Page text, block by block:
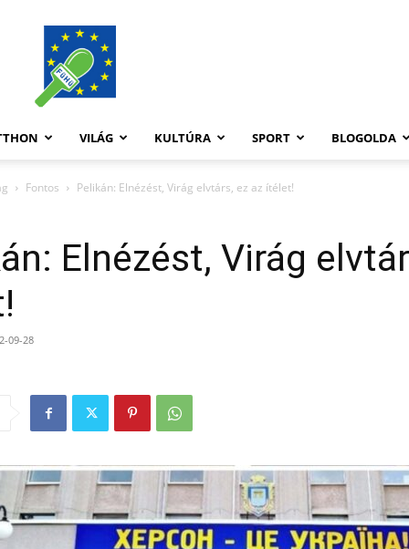
FüHü
VILÁG KULTÚRA SPORT BLOGOLDA
Fontos Pelikán: Elnézést, Virág elvtárs, ez az ítélet!
Elnézést, Virág
09-28